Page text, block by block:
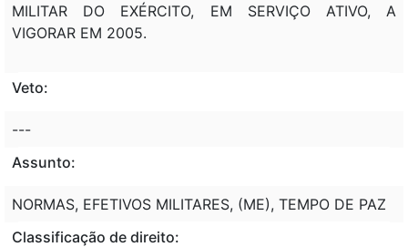
MILITAR DO EXÉRCITO, EM SERVIÇO ATIVO, A
VIGORAR EM 2005.
Veto:
---
Assunto:
NORMAS, EFETIVOS MILITARES, (ME), TEMPO DE PAZ
Classificação de direito: